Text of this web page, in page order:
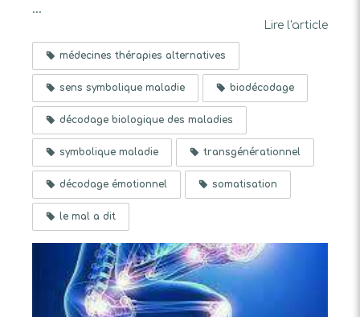
...
Lire l'article
médecines thérapies alternatives
sens symbolique maladie biodécodage
décodage biologique des maladies
symbolique maladie transgénérationnel
décodage émotionnel somatisation
le mal a dit